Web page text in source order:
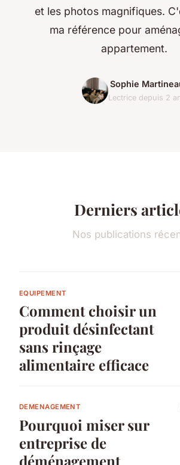
et les photos magnifiques.
ma référence pour
appartement.
Sophie
Lectrice depuis 2
Derniers
Nos publications
EQUIPEMENT
Comment choisir un
produit désinfectant
sans rinçage
alimentaire efficace
DEMENAGEMENT
Pourquoi miser sur
entreprise de
déménagement